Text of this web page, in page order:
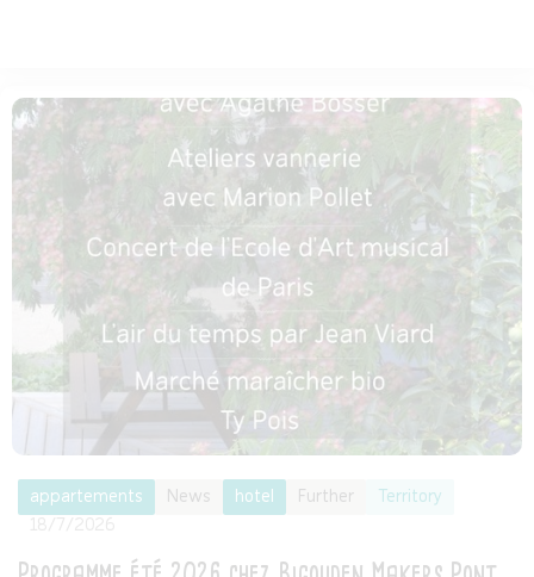
appartements News hotel Further
Territory